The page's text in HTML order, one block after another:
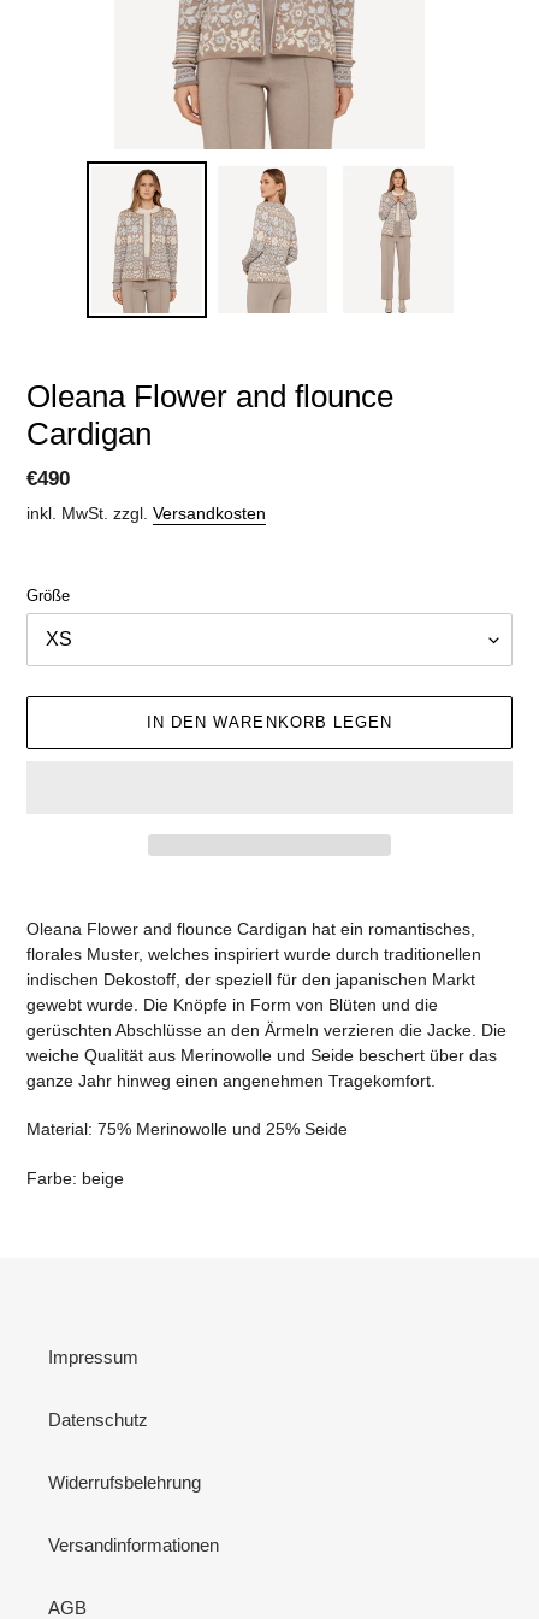
Oleana Flower and flounce
Cardigan
Normaler
Preis
€490
inkl. MwSt. zzgl. Versandkosten
Größe
IN DEN WARENKORB LEGEN
Oleana Flower and flounce Cardigan hat ein romantisches,
florales Muster, welches inspiriert wurde durch traditionellen
indischen Dekostoff, der speziell für den japanischen Markt
gewebt wurde . Die Knöpfe in Form von Blüten und die
gerüschten Abschlüsse an den Ärmeln verzieren die Jacke. Die
weiche Qualität aus Merinowolle und Seide beschert über das
ganze Jahr hinweg einen angenehmen Tragekomfort.
Material: 75% Merinowolle und 25% Seide
Farbe: beige
Impressum
Datenschutz
Widerrufsbelehrung
Versandinformationen
AGB